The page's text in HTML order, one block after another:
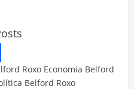
Roxo Economia Belford
Belford Roxo